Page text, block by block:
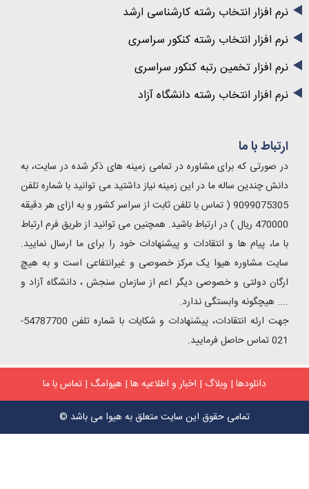
انتخاب رشته کارشناسی ارشد
انتخاب رشته کنکور سراسری
تخمین رتبه کنکور سراسری
انتخاب رشته دانشگاه آزاد
برای مشاوره در تمامی زمینه های ذکر شده در سایت، به
ساله ما در این زمینه نیاز داشتید می توانید با شماره تلفن
9099075305 ( تماس با تلفن ثابت از سراسر کشور و به ازای هر دقیقه
ریال ) در ارتباط باشید. همچنین می توانید از طریق فرم ارتباط
ها و انتقادات و پیشنهادات خود را برای ما ارسال نمایید.
هیوا یک مرکز خصوصی و غیرانتفاعی است و به هیچ
و خصوصی دیگر اعم از سازمان سنجش ، دانشگاه آزاد و
وابستگی ندارد.
جهت ارئه انتقادات، پیشنهادات و شکایات با شماره تلفن 54787700-
وبلاگ|اخبار و اطلاعیه ها|هیوامگ|تماس با ما
تمامی حقوق این سایت متعلق به هیوا می باشد ©